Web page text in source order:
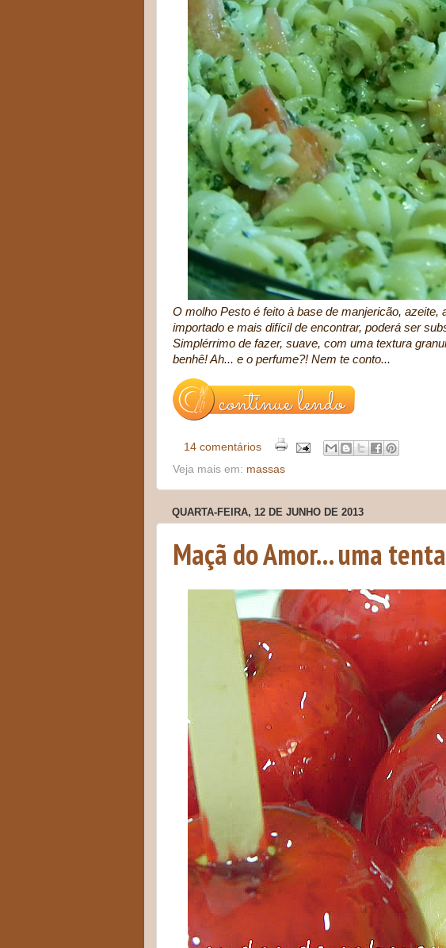
O molho Pesto é feito à base de manjericão, azeite,
importado e mais difícil de encontrar, poderá ser
Simplérrimo de fazer, suave, com uma textura
benhê! Ah... e o perfume?! Nem te conto...
14 comentários
Veja mais em: massas
QUARTA-FEIRA, 12 DE JUNHO DE 2013
Maçã do Amor... uma